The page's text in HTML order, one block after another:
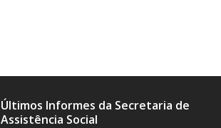
Últimos Informes da Secretaria de
Assistência Social